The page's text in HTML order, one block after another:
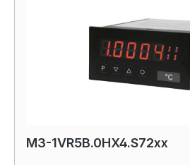
M3-1VR5B.0HX4.S72xx